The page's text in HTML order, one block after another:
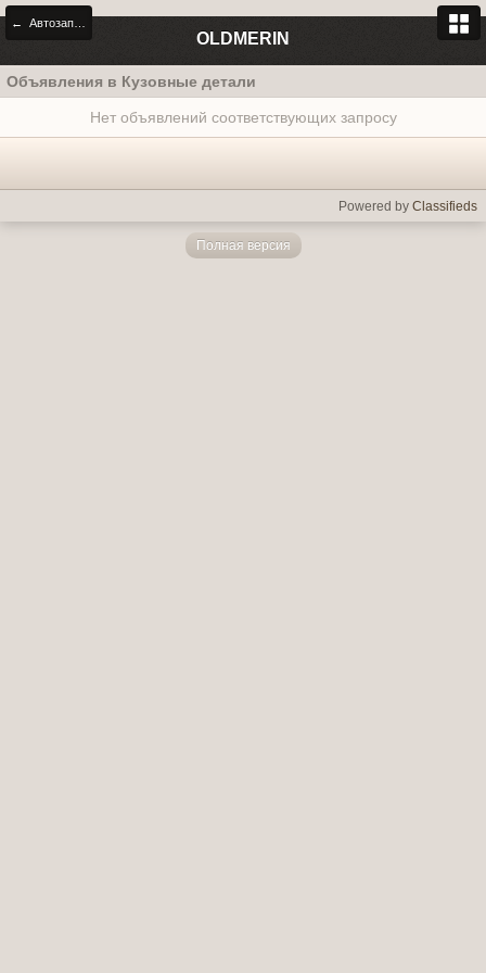
OLDMERIN
Объявления в Кузовные детали
Нет объявлений соответствующих запросу
Powered by Classifieds
Полная версия